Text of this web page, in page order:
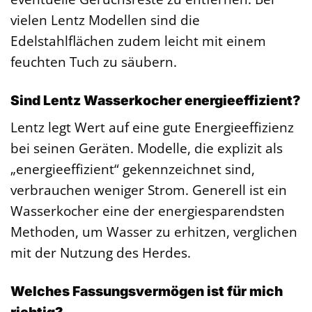
vielen Lentz Modellen sind die
Edelstahlflächen zudem leicht mit einem
feuchten Tuch zu säubern.
Sind Lentz Wasserkocher energieeffizient?
Lentz legt Wert auf eine gute Energieeffizienz
bei seinen Geräten. Modelle, die explizit als
„energieeffizient“ gekennzeichnet sind,
verbrauchen weniger Strom. Generell ist ein
Wasserkocher eine der energiesparendsten
Methoden, um Wasser zu erhitzen, verglichen
mit der Nutzung des Herdes.
Welches Fassungsvermögen ist für mich